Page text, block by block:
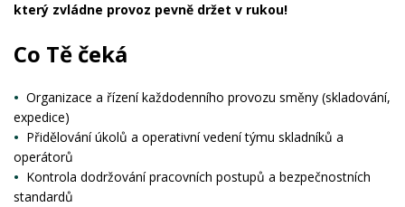
který zvládne provoz pevně držet v rukou!
Co Tě čeká
Organizace a řízení každodenního provozu směny (skladování,
expedice)
Přidělování úkolů a operativní vedení týmu skladníků a
operátorů
Kontrola dodržování pracovních postupů a bezpečnostních
standardů